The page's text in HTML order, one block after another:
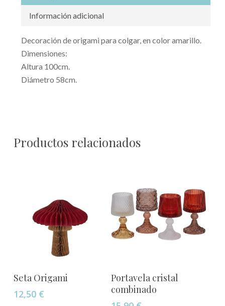
Información adicional
Decoración de origami para colgar, en color amarillo.
Dimensiones:
Altura 100cm.
Diámetro 58cm.
Productos relacionados
Seleccionar Opciones
producto
tiene
Seta Origami
12,50 €
Añadir Al Carrito
Portavela cristal
combinado